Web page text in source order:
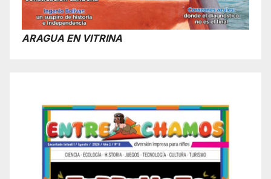
ARAGUA EN VITRINA